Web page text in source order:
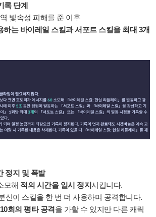
록 단계
빛속성 피해를 준 이후
하는 바이레일 스킬과 서포트 스킬을 최대 3개
정지 및 폭발
모해 적의 시간을 일시 정지시킵니다.
신이 스킬을 한 번 더 사용하며 공격합니다.
회의 평타 공격을 가할 수 있지만 다른 캐릭